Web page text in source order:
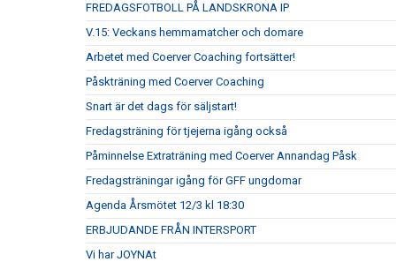
FREDAGSFOTBOLL PÅ LANDSKRONA IP
V.15: Veckans hemmamatcher och domare
Arbetet med Coerver Coaching fortsätter!
Påskträning med Coerver Coaching
Snart är det dags för säljstart!
Fredagsträning för tjejerna igång också
Påminnelse Extraträning med Coerver Annandag Påsk
Fredagsträningar igång för GFF ungdomar
Agenda Årsmötet 12/3 kl 18:30
ERBJUDANDE FRÅN INTERSPORT
Vi har JOYNAt